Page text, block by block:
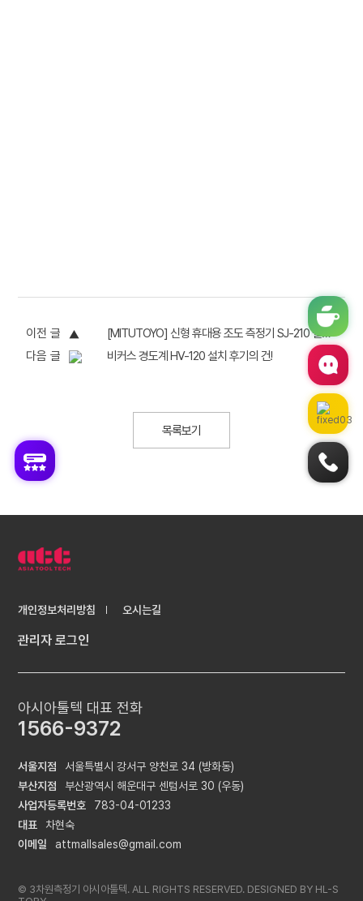
이전 글
[MITUTOYO] 신형 휴대용 조도 측정기 SJ-210 설치 후기
다음 글
비커스 경도계 HV-120 설치 후기의 건!
목록보기
개인정보처리방침 오시는길
관리자 로그인
서울지점
서울특별시 강서구 양천로 34 (방화동)
부산지점
부산광역시 해운대구 센텀서로 30 (우동)
사업자등록번호
783-04-01233
대표
차현숙
이메일
attmallsales@gmail.com
© 3차원측정기 아시아툴텍. ALL RIGHTS RESERVED. DESIGNED BY HL-S
아시아툴텍 대표 전화
1566-9372